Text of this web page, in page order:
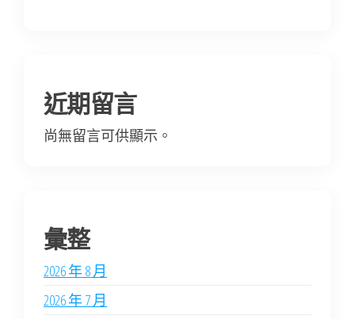
近期留言
尚無留言可供顯示。
彙整
2026 年 8 月
2026 年 7 月